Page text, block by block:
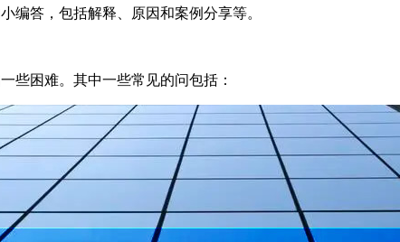
编答，包括解释、原因和案例分享等。
些困难。其中一些常见的问包括：